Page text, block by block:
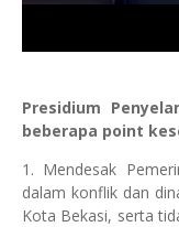
Presidium
beberapa point
1. Mendesak
dalam konflik dan
Kota Bekasi, serta